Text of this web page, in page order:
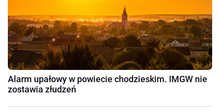
Alarm upałowy w powiecie chodzieskim. IMGW nie
zostawia złudzeń